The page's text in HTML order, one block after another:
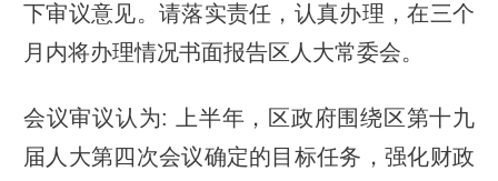
下审议意见。请落实责任，认真办理，在三个
月内将办理情况书面报告区人大常委会。
会议审议认为: 上半年，区政府围绕区第十九
届人大第四次会议确定的目标任务，强化财政